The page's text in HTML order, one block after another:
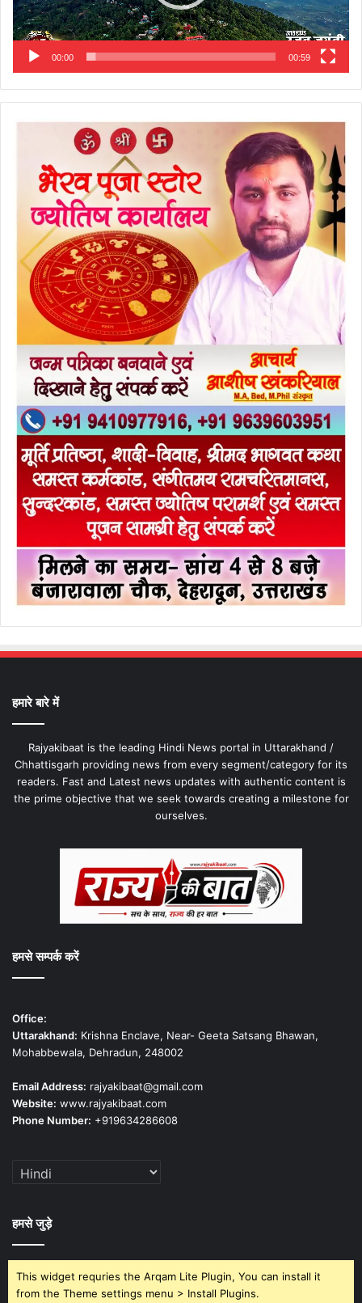
00:00 00:59
हमारे बारे में
Rajyakibaat is the leading Hindi News portal in Uttarakhand /
Chhattisgarh providing news from every segment/category for its
readers. Fast and Latest news updates with authentic content is
the prime objective that we seek towards creating a milestone for
ourselves.
हमसे सम्पर्क करें
Office:
Uttarakhand: Krishna Enclave, Near- Geeta Satsang Bhawan,
Mohabbewala, Dehradun, 248002
Email Address: rajyakibaat@gmail.com
Website: www.rajyakibaat.com
Phone Number: +919634286608
हमसे जुड़े
This widget requries the Arqam Lite Plugin, You can install it
from the Theme settings menu > Install Plugins.